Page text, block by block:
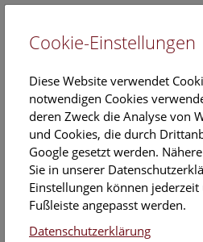
Meteore
Rund 100 Tonnen
täglich auf die Erde –
Wenn extraterrestrische
Cookie-Einstellungen
Diese Website verwendet
notwendigen Cookies
deren Zweck die Analyse von
und Cookies, die durch
Google gesetzt werden.
Sie in unserer
Einstellungen können
Fußleiste angepasst werden.
Datenschutzerklärung